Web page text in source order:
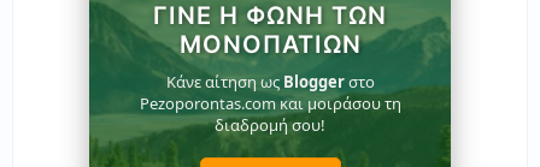
ΓΊΝΕ Η ΦΩΝΉ ΤΩΝ
ΜΟΝΟΠΑΤΙΏΝ
Κάνε αίτηση ως Bloggerστο
Pezoporontas.com και μοιράσου τη
διαδρομή σου!